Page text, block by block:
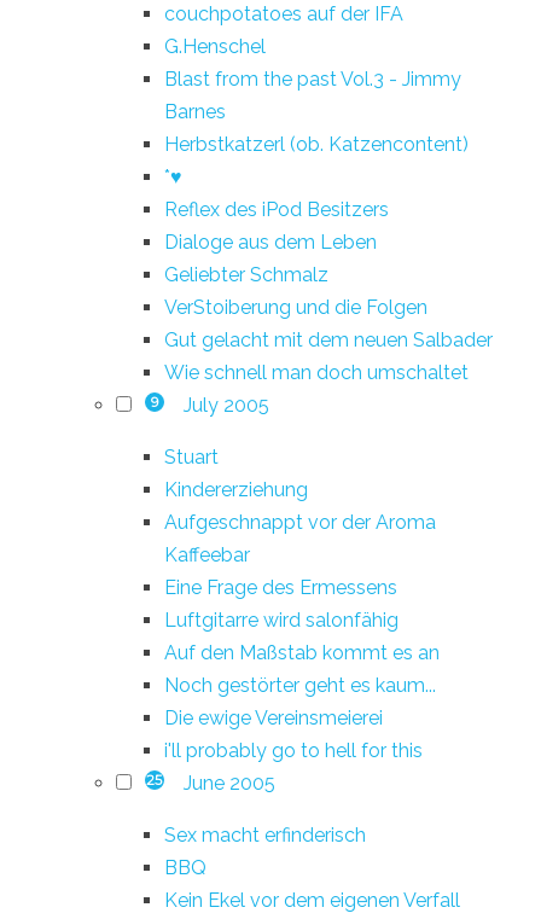
couchpotatoes auf der IFA
G.Henschel
Blast from the past Vol.3 - Jimmy
Barnes
Herbstkatzerl (ob. Katzencontent)
*♥
Reflex des iPod Besitzers
Dialoge aus dem Leben
Geliebter Schmalz
VerStoiberung und die Folgen
Gut gelacht mit dem neuen Salbader
Wie schnell man doch umschaltet
9 July 2005
Stuart
Kindererziehung
Aufgeschnappt vor der Aroma
Kaffeebar
Eine Frage des Ermessens
Luftgitarre wird salonfähig
Auf den Maßstab kommt es an
Noch gestörter geht es kaum...
Die ewige Vereinsmeierei
i'll probably go to hell for this
25 June 2005
Sex macht erfinderisch
BBQ
Kein Ekel vor dem eigenen Verfall